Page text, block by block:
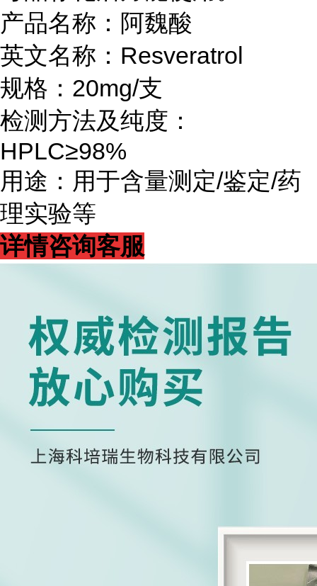
产品名称：阿魏酸
英文名称：Resveratrol
规格：20mg/支
检测方法及纯度：
HPLC≥98%
用途：用于含量测定/鉴定/药
理实验等
详情咨询客服